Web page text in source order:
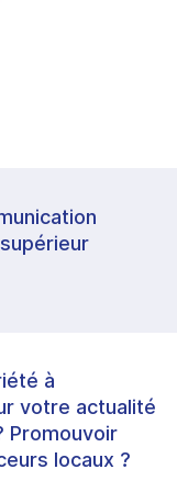
à
votre actualité
Promouvoir
locaux ?